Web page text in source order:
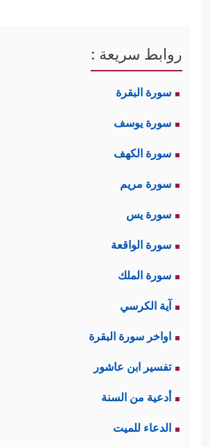
روابط سريعة :
سورة البقرة
سورة يوسف
سورة الكهف
سورة مريم
سورة يس
سورة الواقعة
سورة الملك
آية الكرسي
اواخر سورة البقرة
تفسير ابن عاشور
أدعية من السنة
الدعاء للميت